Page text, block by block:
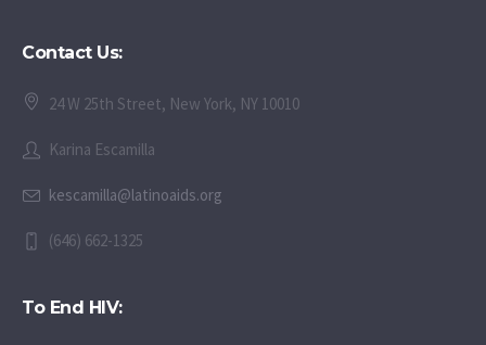
Contact Us:
24 W 25th Street, New York, NY 10010
Karina Escamilla
kescamilla@latinoaids.org
(646) 662-1325
To End HIV: